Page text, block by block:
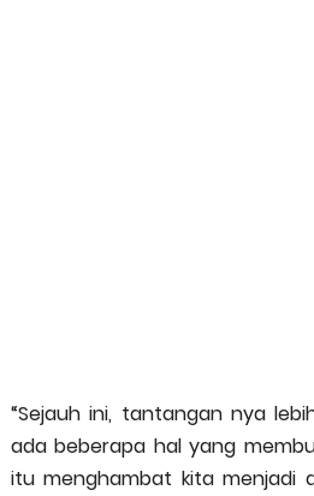
“Sejauh ini, tantangan nya
ada beberapa hal yang
itu menghambat kita menjadi